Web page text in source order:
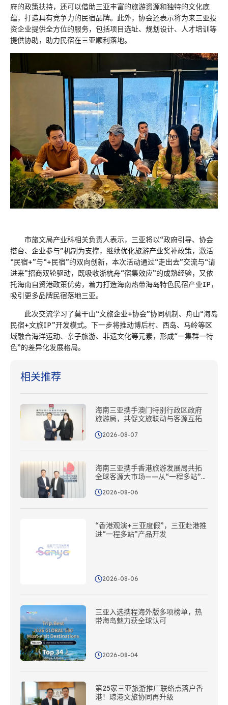
府的政策扶持，还可以借助三亚丰富的旅游资源和独特的文化底
蕴，打造具有竞争力的民宿品牌。此外，协会还表示将为来三亚投
资企业提供全方位的服务，包括项目选址、规划设计、人才培训等
提供协助，助力民宿在三亚顺利落地。
市旅文局产业科相关负责人表示，三亚将以“政府引导、协会
搭台、企业参与”机制为支撑，继续优化旅游产业奖补政策，激活
“民宿+”与“+民宿”的双向创新，本次活动通过“走出去”交流与“请
进来”招商双轮驱动，既吸收浙杭舟“宿集效应”的成熟经验，又依
托海南自贸港政策优势，着力打造海南热带海岛特色民宿产业IP，
吸引更多品牌民宿落地三亚。
此次交流学习了莫干山“文旅企业+协会”协同机制、舟山“海岛
民宿+文旅IP”开发模式。下一步将推动博后村、西岛、马岭等区
域融合海洋运动、亲子旅游、非遗文化等元素，形成“一集群一特
色”的差异化发展格局。
相关推荐
海南三亚携手澳门特别行政区政府
旅游局，共促文旅联动与客源互拓
2026-08-07
海南三亚携手香港旅游发展局共拓
全球客源大市场——从“一程多站”
2026-08-06
“香港观演+三亚度假”，三亚赴港推
进“一程多站”产品开发
2026-08-06
三亚入选携程海外版多项榜单，热
带海岛魅力获全球认可
2026-08-04
第25家三亚旅游推广联络点落户香
港！琼港文旅协同再升级